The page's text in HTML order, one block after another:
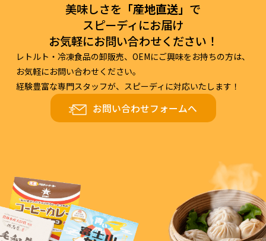
美味しさを 「産地直送」 で
スピーディにお届け
お気軽にお問い合わせください！
レトルト・冷凍食品の卸販売、OEMにご興味をお持ちの方は、
お気軽にお問い合わせください。
経験豊富な専門スタッフが、スピーディに対応いたします！
お問い合わせフォームへ